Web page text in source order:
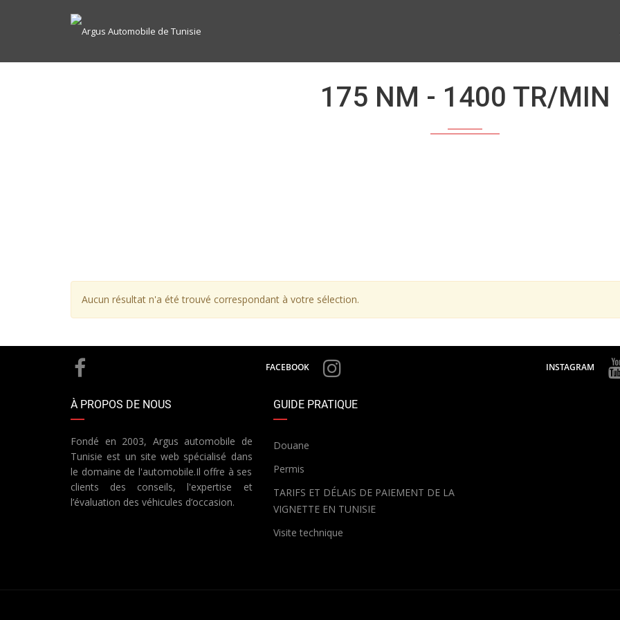
175 NM - 1400 TR/MIN
Aucun résultat n'a été trouvé correspondant à votre sélection.
FACEBOOK INSTAGRAM
À PROPOS DE NOUS
Fondé en 2003, Argus automobile de
Tunisie est un site web spécialisé dans
le domaine de l'automobile.Il offre à ses
clients des conseils, l'expertise et
l’évaluation des véhicules d’occasion.
GUIDE PRATIQUE
Douane
Permis
TARIFS ET DÉLAIS DE PAIEMENT DE LA
VIGNETTE EN TUNISIE
Visite technique